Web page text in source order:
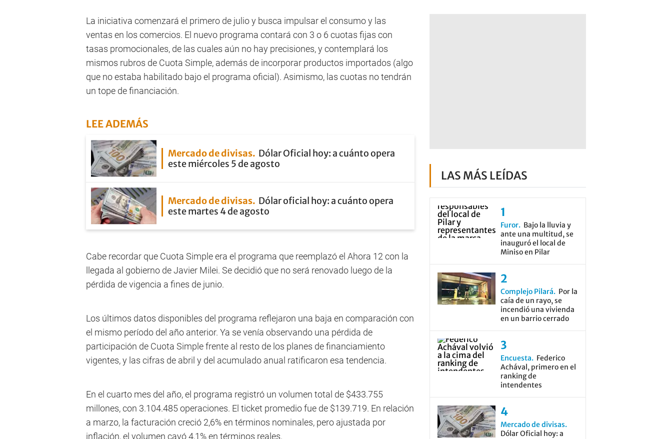
La iniciativa comenzará el primero de julio y busca impulsar el consumo y las
ventas en los comercios. El nuevo programa contará con 3 o 6 cuotas fijas con
tasas promocionales, de las cuales aún no hay precisiones, y contemplará los
mismos rubros de Cuota Simple, además de incorporar productos importados (algo
que no estaba habilitado bajo el programa oficial). Asimismo, las cuotas no tendrán
un tope de financiación.
LEE ADEMÁS
Mercado de divisas Dólar Oficial hoy: a cuánto opera
este miércoles 5 de agosto
Mercado de divisas Dólar oficial hoy: a cuánto opera
este martes 4 de agosto
Cabe recordar que Cuota Simple era el programa que reemplazó el Ahora 12 con la
llegada al gobierno de Javier Milei. Se decidió que no será renovado luego de la
pérdida de vigencia a fines de junio.
Los últimos datos disponibles del programa reflejaron una baja en comparación con
el mismo período del año anterior. Ya se venía observando una pérdida de
participación de Cuota Simple frente al resto de los planes de financiamiento
vigentes, y las cifras de abril y del acumulado anual ratificaron esa tendencia.
En el cuarto mes del año, el programa registró un volumen total de $433.755
millones, con 3.104.485 operaciones. El ticket promedio fue de $139.719. En relación
a marzo, la facturación creció 2,6% en términos nominales, pero ajustada por
inflación, el volumen cayó 4,1% en términos reales.
LAS MÁS LEÍDAS
Furor
Bajo la lluvia y
ante una multitud, se
inauguró el local de
Miniso en Pilar
Complejo Pilará
Por la
caía de un rayo, se
incendió una vivienda
en un barrio cerrado
Encuesta
Federico
Achával, primero en el
ranking de
intendentes
Mercado de divisas
Dólar Oficial hoy: a